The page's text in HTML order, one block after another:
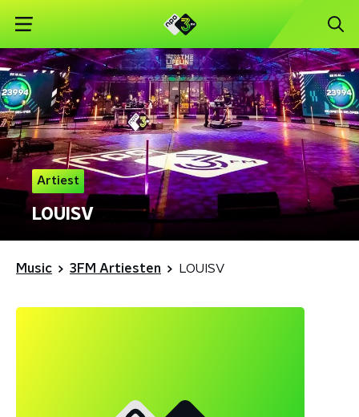
Artiest
LOUISV
Music 3FM Artiesten LOUISV